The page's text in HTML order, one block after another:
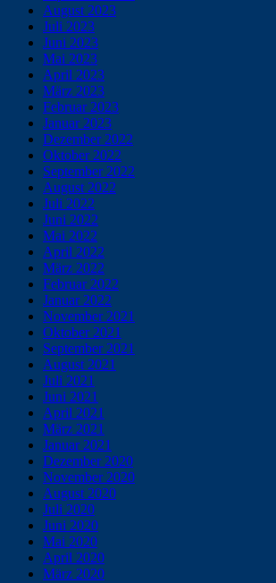
August 2023
Juli 2023
Juni 2023
Mai 2023
April 2023
März 2023
Februar 2023
Januar 2023
Dezember 2022
Oktober 2022
September 2022
August 2022
Juli 2022
Juni 2022
Mai 2022
April 2022
März 2022
Februar 2022
Januar 2022
November 2021
Oktober 2021
September 2021
August 2021
Juli 2021
Juni 2021
April 2021
März 2021
Januar 2021
Dezember 2020
November 2020
August 2020
Juli 2020
Juni 2020
Mai 2020
April 2020
März 2020